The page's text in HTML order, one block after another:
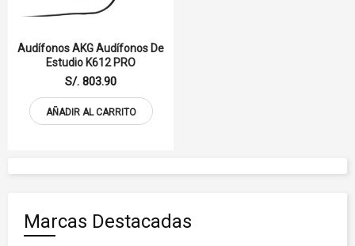
Audífonos AKG Audífonos De
Estudio K612 PRO
S/. 803.90
AÑADIR AL CARRITO
Marcas Destacadas